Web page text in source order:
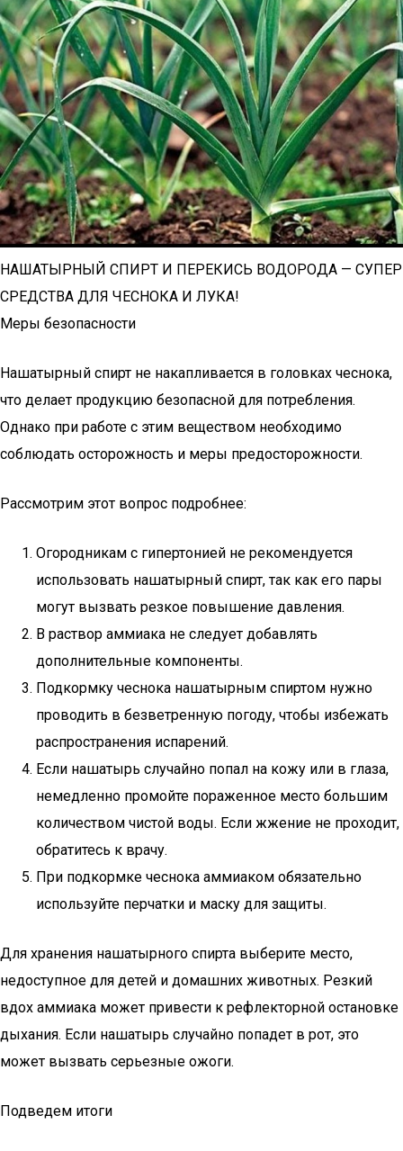
НАШАТЫРНЫЙ СПИРТ И ПЕРЕКИСЬ ВОДОРОДА — СУПЕР
СРЕДСТВА ДЛЯ ЧЕСНОКА И ЛУКА!
Меры безопасности
Нашатырный спирт не накапливается в головках чеснока,
что делает продукцию безопасной для потребления.
Однако при работе с этим веществом необходимо
соблюдать осторожность и меры предосторожности.
Рассмотрим этот вопрос подробнее:
Огородникам с гипертонией не рекомендуется
использовать нашатырный спирт, так как его пары
могут вызвать резкое повышение давления.
В раствор аммиака не следует добавлять
дополнительные компоненты.
Подкормку чеснока нашатырным спиртом нужно
проводить в безветренную погоду, чтобы избежать
распространения испарений.
Если нашатырь случайно попал на кожу или в глаза,
немедленно промойте пораженное место большим
количеством чистой воды. Если жжение не проходит,
обратитесь к врачу.
При подкормке чеснока аммиаком обязательно
используйте перчатки и маску для защиты.
Для хранения нашатырного спирта выберите место,
недоступное для детей и домашних животных. Резкий
вдох аммиака может привести к рефлекторной остановке
дыхания. Если нашатырь случайно попадет в рот, это
может вызвать серьезные ожоги.
Подведем итоги